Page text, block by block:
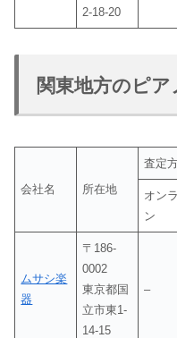
2-18-20
関東地方のピ
会社名 所在地
査定
オン
ン
ムサシ楽
器
〒186-
0002
東京都国
立市東1-
14-15
–